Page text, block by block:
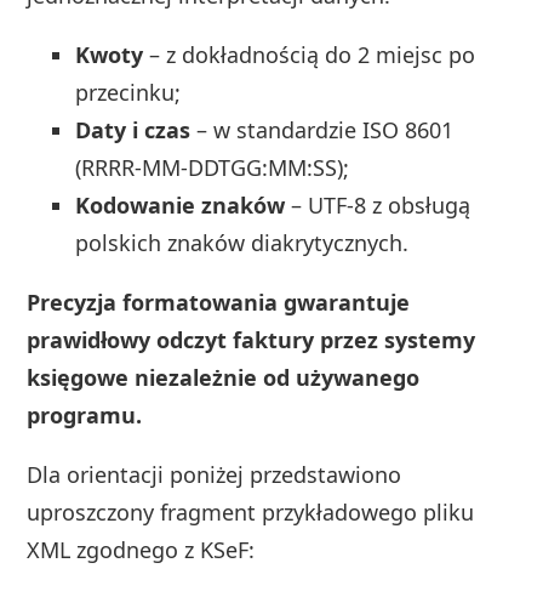
Kwoty – z dokładnością do 2 miejsc po
przecinku;
Daty i czas – w standardzie ISO 8601
(RRRR-MM-DDTGG:MM:SS);
Kodowanie znaków – UTF-8 z obsługą
polskich znaków diakrytycznych.
Precyzja formatowania gwarantuje
prawidłowy odczyt faktury przez systemy
księgowe niezależnie od używanego
programu.
Dla orientacji poniżej przedstawiono
uproszczony fragment przykładowego pliku
XML zgodnego z KSeF: